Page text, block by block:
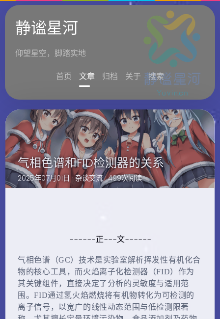
静谧星河
仰望星空，脚踏实地
首页
文章 归档 关于 搜索
气相色谱和FID检测器的关系
2025年07月01日 ·杂谈交流· 499次阅读
------正---文------
气相色谱（GC）技术是实验室解析挥发性有机化合
物的核心工具，而火焰离子化检测器（FID）作为
其关键组件，直接决定了分析的灵敏度与适用范
围。FID通过氢火焰燃烧将有机物转化为可检测的
离子信号，以宽广的线性动态范围与低检测限著